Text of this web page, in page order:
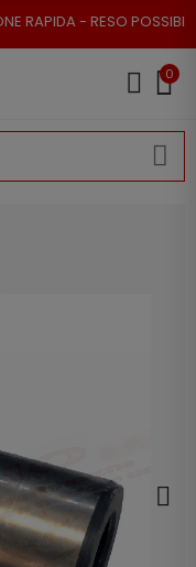
- RESO POSSIBILE
0